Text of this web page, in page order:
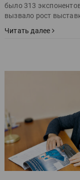
было 313
вызвало рост
Читать далее